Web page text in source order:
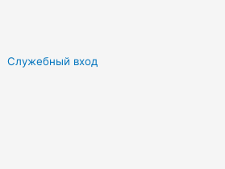
Служебный вход